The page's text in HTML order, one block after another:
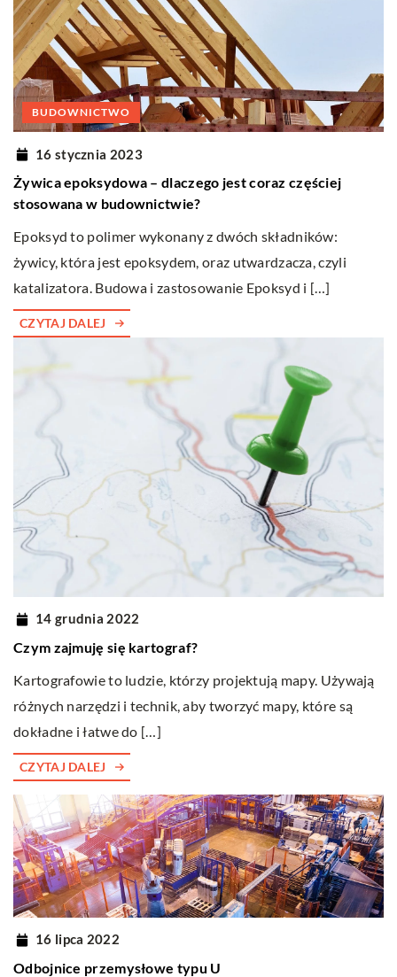
BUDOWNICTWO
16 stycznia 2023
Żywica epoksydowa – dlaczego jest coraz częściej
stosowana w budownictwie?
Epoksyd to polimer wykonany z dwóch składników:
żywicy, która jest epoksydem, oraz utwardzacza, czyli
katalizatora. Budowa i zastosowanie Epoksyd i […]
CZYTAJ DALEJ
14 grudnia 2022
Czym zajmuję się kartograf?
Kartografowie to ludzie, którzy projektują mapy. Używają
różnych narzędzi i technik, aby tworzyć mapy, które są
dokładne i łatwe do […]
CZYTAJ DALEJ
16 lipca 2022
Odbojnice przemysłowe typu U